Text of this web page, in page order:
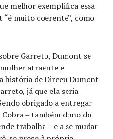
melhor exemplifica essa
“é muito coerente”, como
Garreto, Dumont se
atraente e
história de Dirceu Dumont
já que ela seria
obrigado a entregar
– também dono do
trabalha – e a se mudar